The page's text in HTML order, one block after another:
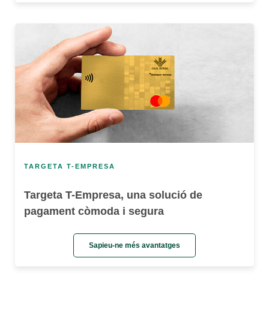
TARGETA T-EMPRESA
Targeta T-Empresa, una solució de
pagament còmoda i segura
Sapieu-ne més avantatges